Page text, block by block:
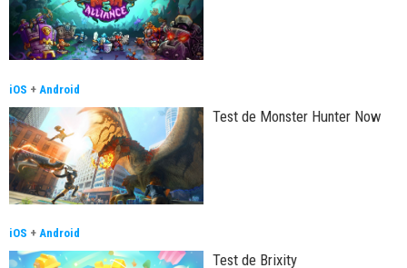
iOS + Android
Test de Monster Hunter Now
iOS + Android
Test de Brixity